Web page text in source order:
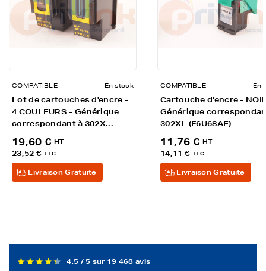
COMPATIBLE En stock
Lot de cartouches d'encre -
4 COULEURS - Générique
correspondant à 302X...
19,60 € HT
23,52 € TTC
Livraison Gratuite
COMPATIBLE En
Cartouche d'encre -
Générique
302XL (F6U68AE)
11,76 € HT
14,11 € TTC
Livraison Gratuite
4,5 / 5 sur 19 468 avis